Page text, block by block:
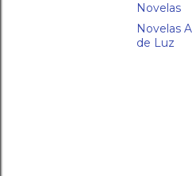
Novelas
Novelas
de Luz